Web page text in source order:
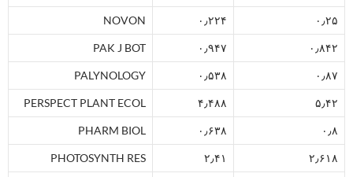
۰٫۲۵ ۰٫۲۲۴ NOVON
۰٫۸۴۲ ۰٫۹۴۷ PAK J BOT
۰٫۸۷ ۰٫۵۳۸ PALYNOLOGY
۵٫۴۲ ۴٫۴۸۸ PERSPECT PLANT ECOL
۰٫۸ ۰٫۶۳۸ PHARM BIOL
۲٫۶۱۸ ۲٫۴۱ PHOTOSYNTH RES